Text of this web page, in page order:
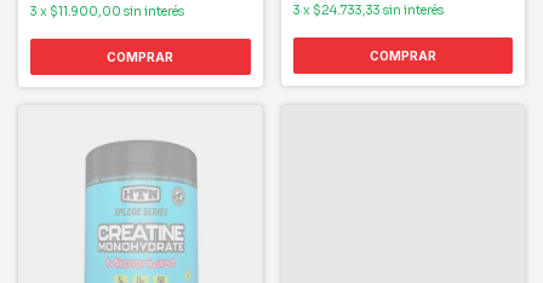
3 x $11.900,00 sin interés 3 x $24.733,33 sin interés